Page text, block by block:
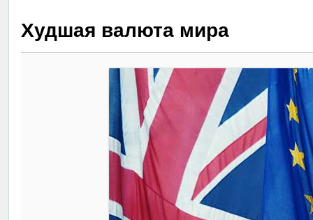
Худшая валюта мира